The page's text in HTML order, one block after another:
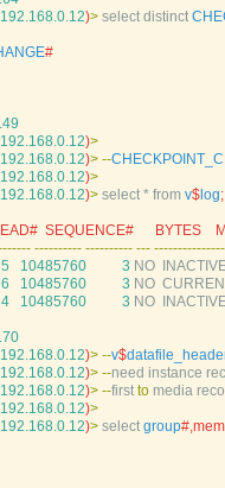
192.168.0.12)> select distinct
#
192.168.0.12)>
192.168.0.12)> --
192.168.0.12)>
192.168.0.12)> select * from v$ log;
SEQUENCE#      BYTES
------ ---------- ---------- --- --------------
5 10485760 3 NO
6 10485760 3 NO
4 10485760 3 NO
192.168.0.12)> --v$
192.168.0.12)> --need instance
192.168.0.12)> --first to media
192.168.0.12)>
192.168.0.12)> select group